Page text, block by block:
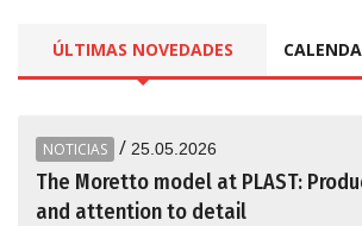
ÚLTIMAS NOVEDADES
NOTICIAS / 25.05.2026
The Moretto model at PLAST:
and attention to detail